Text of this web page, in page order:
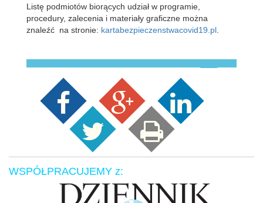
Listę podmiotów biorących udział w programie,
procedury, zalecenia i materiały graficzne można
znaleźć na stronie: kartabezpieczenstwacovid19.pl
WSPÓŁPRACUJEMY z: